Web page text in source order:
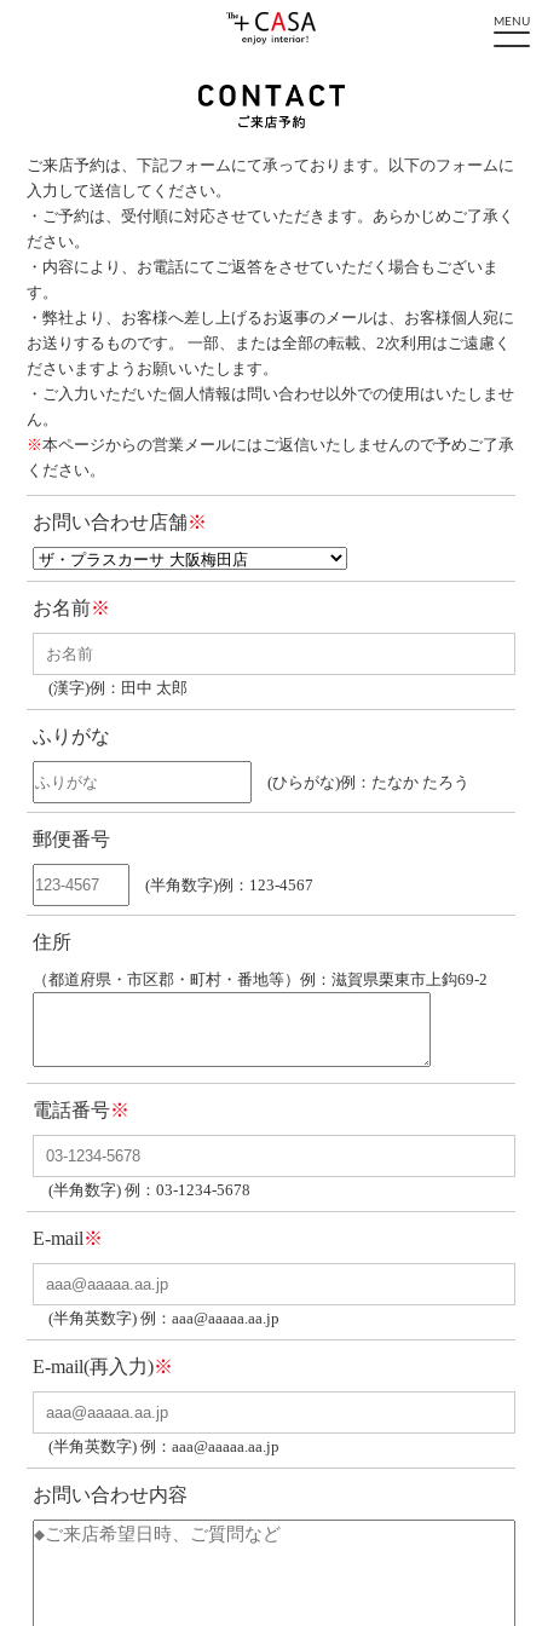
MENU
ご来店予約は、下記フォームにて承っております。以下のフォームに
入力して送信してください。
・ご予約は、受付順に対応させていただきます。あらかじめご了承く
ださい。
・内容により、お電話にてご返答をさせていただく場合もございま
す。
・弊社より、お客様へ差し上げるお返事のメールは、お客様個人宛に
お送りするものです。
一部、または全部の転載、2次利用はご遠慮く
ださいますようお願いいたします。
・ご入力いただいた個人情報は問い合わせ以外での使用はいたしませ
ん。
※本ページからの営業メールにはご返信いたしませんので予めご了承
ください。
お問い合わせ店舗※
お名前※
(漢字)例：田中 太郎
ふりがな
(ひらがな)例：たなか たろう
郵便番号
(半角数字)例：123-4567
住所
（都道府県・市区郡・町村・番地等）例：滋賀県栗東市上鈎69-2
電話番号※
(半角数字) 例：03-1234-5678
E-mail※
(半角英数字) 例：aaa@aaaaa.aa.jp
E-mail(再入力)※
(半角英数字) 例：aaa@aaaaa.aa.jp
お問い合わせ内容